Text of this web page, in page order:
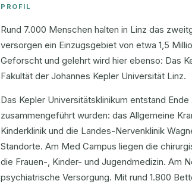
PROFIL
Rund 7.000 Menschen halten in Linz das
versorgen ein Einzugsgebiet von etwa 1,5
Geforscht und gelehrt wird hier ebenso: Das
Fakultät der Johannes Kepler Universität Linz.
Das Kepler Universitätsklinikum entstand
zusammengeführt wurden: das Allgemeine
Kinderklinik und die Landes-Nervenklinik
Standorte. Am Med Campus liegen die
die Frauen-, Kinder- und Jugendmedizin. Am
psychiatrische Versorgung. Mit rund 1.800